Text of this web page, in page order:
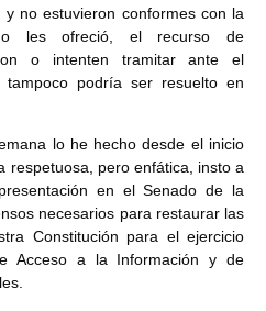
no estuvieron conformes con la
les ofreció, el recurso de
o intenten tramitar ante el
tampoco podría ser resuelto en
lo he hecho desde el inicio
respetuosa, pero enfática, insto a
en el Senado de la
necesarios para restaurar las
Constitución para el ejercicio
Acceso a la Información y de